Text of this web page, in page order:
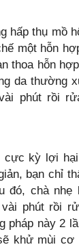
hấp thụ mồ
một hỗn
thoa hỗn
da thường
phút rồi
cực kỳ lợi
bạn chỉ
đó, chà nhẹ
phút rồi
pháp này 2
khử mùi cơ